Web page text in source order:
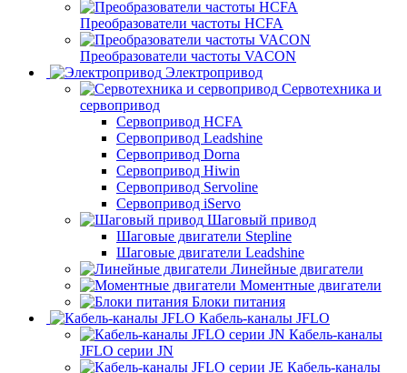
Преобразователи частоты HCFA
Преобразователи частоты VACON
Электропривод
Сервотехника и
сервопривод
Сервопривод HCFA
Сервопривод Leadshine
Сервопривод Dorna
Сервопривод Hiwin
Сервопривод Servoline
Сервопривод iServo
Шаговый привод
Шаговые двигатели Stepline
Шаговые двигатели Leadshine
Линейные двигатели
Моментные двигатели
Блоки питания
Кабель-каналы JFLO
Кабель-каналы
JFLO серии JN
Кабель-каналы